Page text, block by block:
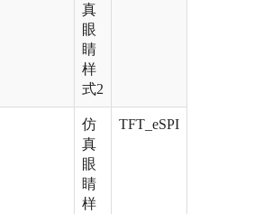
真
眼
睛
样
式2
仿
真
眼
睛
样
TFT_eSPI